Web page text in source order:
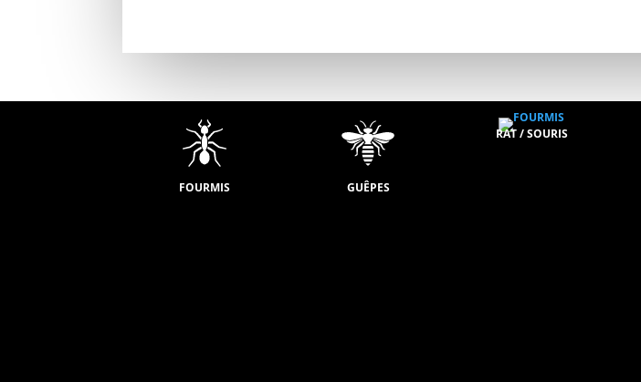
FOURMIS GUÊPES
RAT / SOURIS